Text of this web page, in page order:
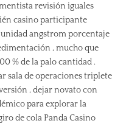
revisión iguales
casino participante
angstrom porcentaje
, mucho que
% de la palo cantidad .
sala de operaciones triplete
, dejar novato con
para explorar la
de cola Panda Casino